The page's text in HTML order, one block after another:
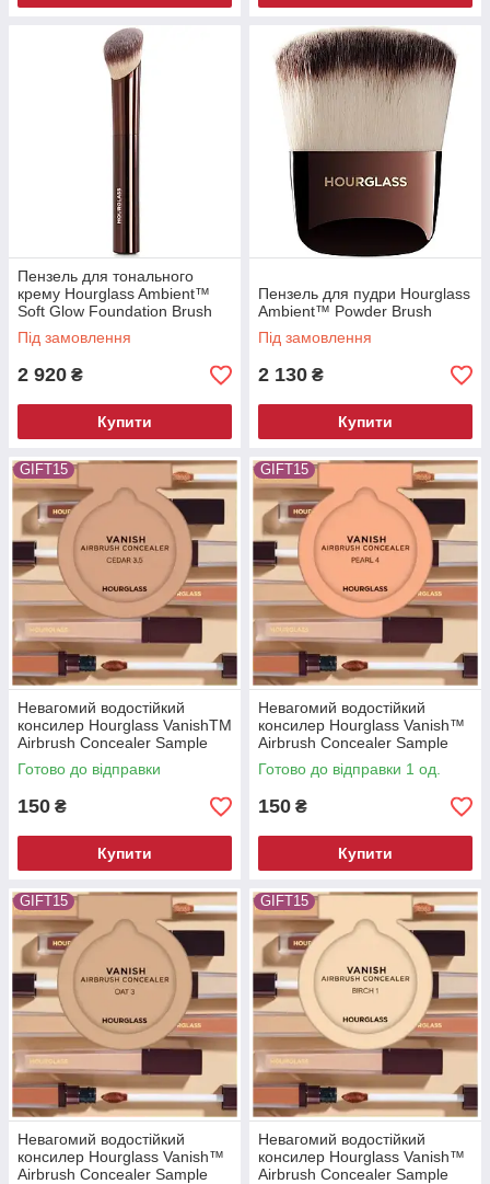
Пензель для тонального
крему Hourglass Ambient™
Soft Glow Foundation Brush
Під замовлення
2 920 ₴
Купити
Пензель для пудри Hourglass
Ambient™ Powder Brush
Під замовлення
2 130 ₴
Купити
GIFT15
Невагомий водостійкий
консилер Hourglass VanishTM
Airbrush Concealer Sample
Cedar 3.5
Готово до відправки
150 ₴
Купити
GIFT15
Невагомий водостійкий
консилер Hourglass Vanish™
Airbrush Concealer Sample
Готово до відправки 1 од.
150 ₴
Купити
GIFT15
Невагомий водостійкий
консилер Hourglass Vanish™
Airbrush Concealer Sample
GIFT15
Невагомий водостійкий
консилер Hourglass Vanish™
Airbrush Concealer Sample